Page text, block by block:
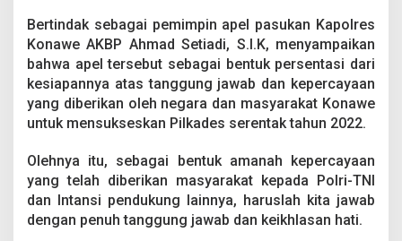
t
a
2
0
2
2
P
o
l
r
e
Bertindak sebagai pemimpin apel pasukan Kapolres
Konawe AKBP Ahmad Setiadi, S.I.K, menyampaikan
bahwa apel tersebut sebagai bentuk persentasi dari
kesiapannya atas tanggung jawab dan kepercayaan
yang diberikan oleh negara dan masyarakat Konawe
untuk mensukseskan Pilkades serentak tahun 2022.
Olehnya itu, sebagai bentuk amanah kepercayaan
yang telah diberikan masyarakat kepada Polri-TNI
dan Intansi pendukung lainnya, haruslah kita jawab
dengan penuh tanggung jawab dan keikhlasan hati.